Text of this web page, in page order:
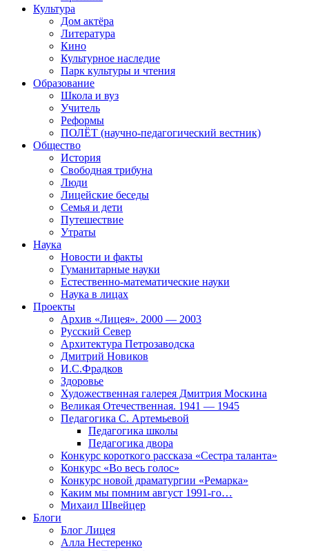
Культура
Дом актёра
Литература
Кино
Культурное наследие
Парк культуры и чтения
Образование
Школа и вуз
Учитель
Реформы
ПОЛЁТ (научно-педагогический вестник)
Общество
История
Свободная трибуна
Люди
Лицейские беседы
Семья и дети
Путешествие
Утраты
Наука
Новости и факты
Гуманитарные науки
Естественно-математические науки
Наука в лицах
Проекты
Архив «Лицея». 2000 — 2003
Русский Север
Архитектура Петрозаводска
Дмитрий Новиков
И.С.Фрадков
Здоровье
Художественная галерея Дмитрия Москина
Великая Отечественная. 1941 — 1945
Педагогика С. Артемьевой
Педагогика школы
Педагогика двора
Конкурс короткого рассказа «Сестра таланта»
Конкурс «Во весь голос»
Конкурс новой драматургии «Ремарка»
Каким мы помним август 1991-го…
Михаил Швейцер
Блоги
Блог Лицея
Алла Нестеренко